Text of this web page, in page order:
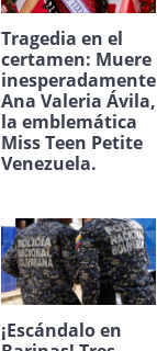
Tragedia en el
certamen: Muere
inesperadamente
Ana Valeria Ávila,
la emblemática
Miss Teen Petite
Venezuela.
¡Escándalo en